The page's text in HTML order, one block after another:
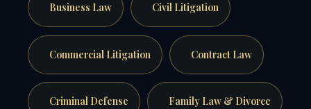
Business Law Civil Litigation
Commercial Litigation Contract Law
Criminal Defense Family Law & Divorce